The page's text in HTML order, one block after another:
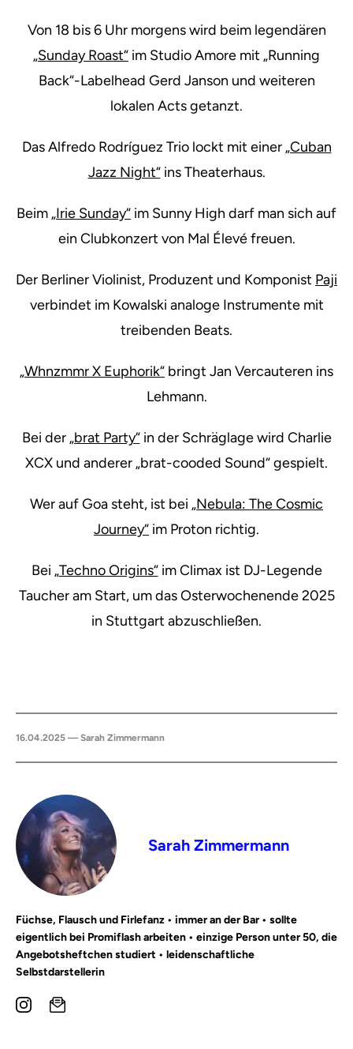
Von 18 bis 6 Uhr morgens wird beim legendären
„Sunday Roast“ im Studio Amore mit „Running
Back“-Labelhead Gerd Janson und weiteren
lokalen Acts getanzt.
Das Alfredo Rodríguez Trio lockt mit einer „Cuban
Jazz Night“ins Theaterhaus.
Beim „Irie Sunday“ im Sunny High darf man sich auf
ein Clubkonzert von Mal Élevé freuen.
Der Berliner Violinist, Produzent und Komponist Paji
verbindet im Kowalski analoge Instrumente mit
treibenden Beats.
„Whnzmmr X Euphorik“ bringt Jan Vercauteren ins
Lehmann.
Bei der „brat Party“in der Schräglage wird Charlie
XCX und anderer „brat-cooded Sound“ gespielt.
Wer auf Goa steht, ist bei „Nebula: The Cosmic
Journey“ im Proton richtig.
Bei „Techno Origins“im Climax ist DJ-Legende
Taucher am Start, um das Osterwochenende 2025
in Stuttgart abzuschließen.
16.04.2025 — Sarah Zimmermann
Sarah Zimmermann
Füchse, Flausch und Firlefanz • immer an der Bar • sollte
eigentlich bei Promiflash arbeiten • einzige Person unter 50, die
Angebotsheftchen studiert • leidenschaftliche
Selbstdarstellerin